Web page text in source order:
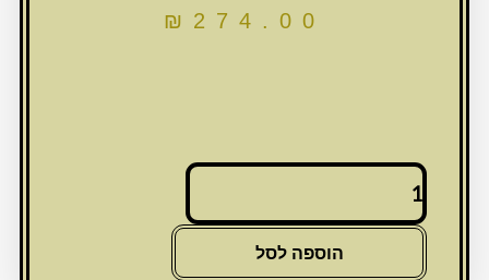
₪ 274.00
כמות
ברכת
מתכת
הוספה לסל